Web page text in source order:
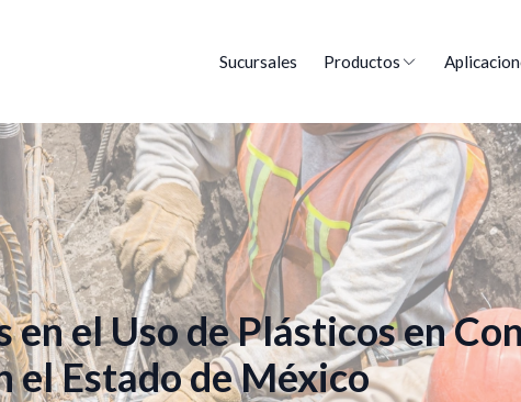
Sucursales Productos
en el Uso de Plásticos en
el Estado de México